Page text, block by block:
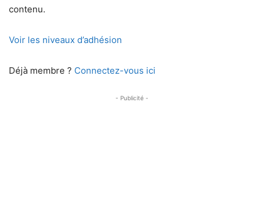
contenu.
Voir les niveaux d’adhésion
Déjà membre ? Connectez-vous ici
- Publicité -